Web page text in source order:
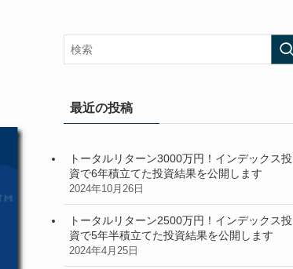
最近の投稿
トータルリターン3000万円！インデックス投
資で6年積立てた投資結果を公開します
2024年10月26日
トータルリターン2500万円！インデックス投
資で5年半積立てた投資結果を公開します
2024年4月25日